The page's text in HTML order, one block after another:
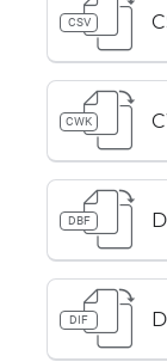
CSV
CWK
DBF
DIF